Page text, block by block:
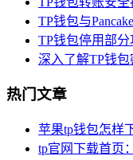
TP钱包与
TP钱包停用部
深入了解TP钱
热门文章
苹果tp钱包怎样
tp官网下载首页